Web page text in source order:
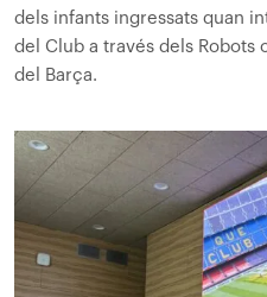
dels infants ingressats quan
del Club a través dels Robots
del Barça.